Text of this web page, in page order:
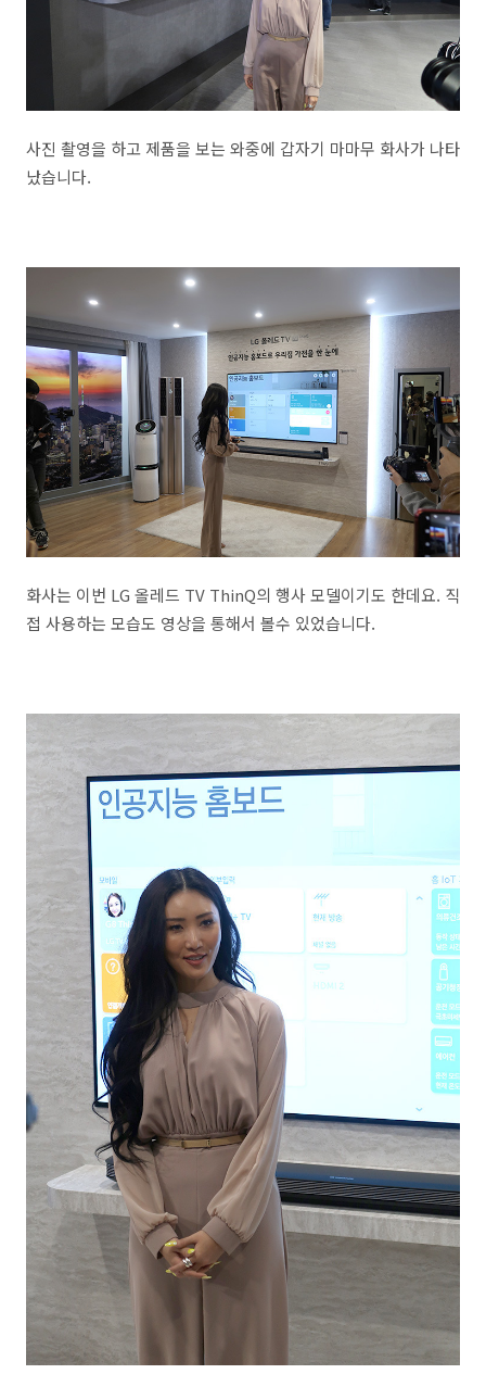
사진 촬영을 하고 제품을 보는 와중에 갑자기 마마무 화사가 나타
났습니다.
화사는 이번 LG 올레드 TV ThinQ의 행사 모델이기도 한데요. 직
접 사용하는 모습도 영상을 통해서 볼수 있었습니다.